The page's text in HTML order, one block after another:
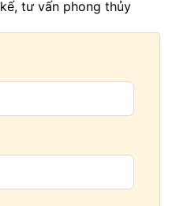
kế, tư vấn phong thủy